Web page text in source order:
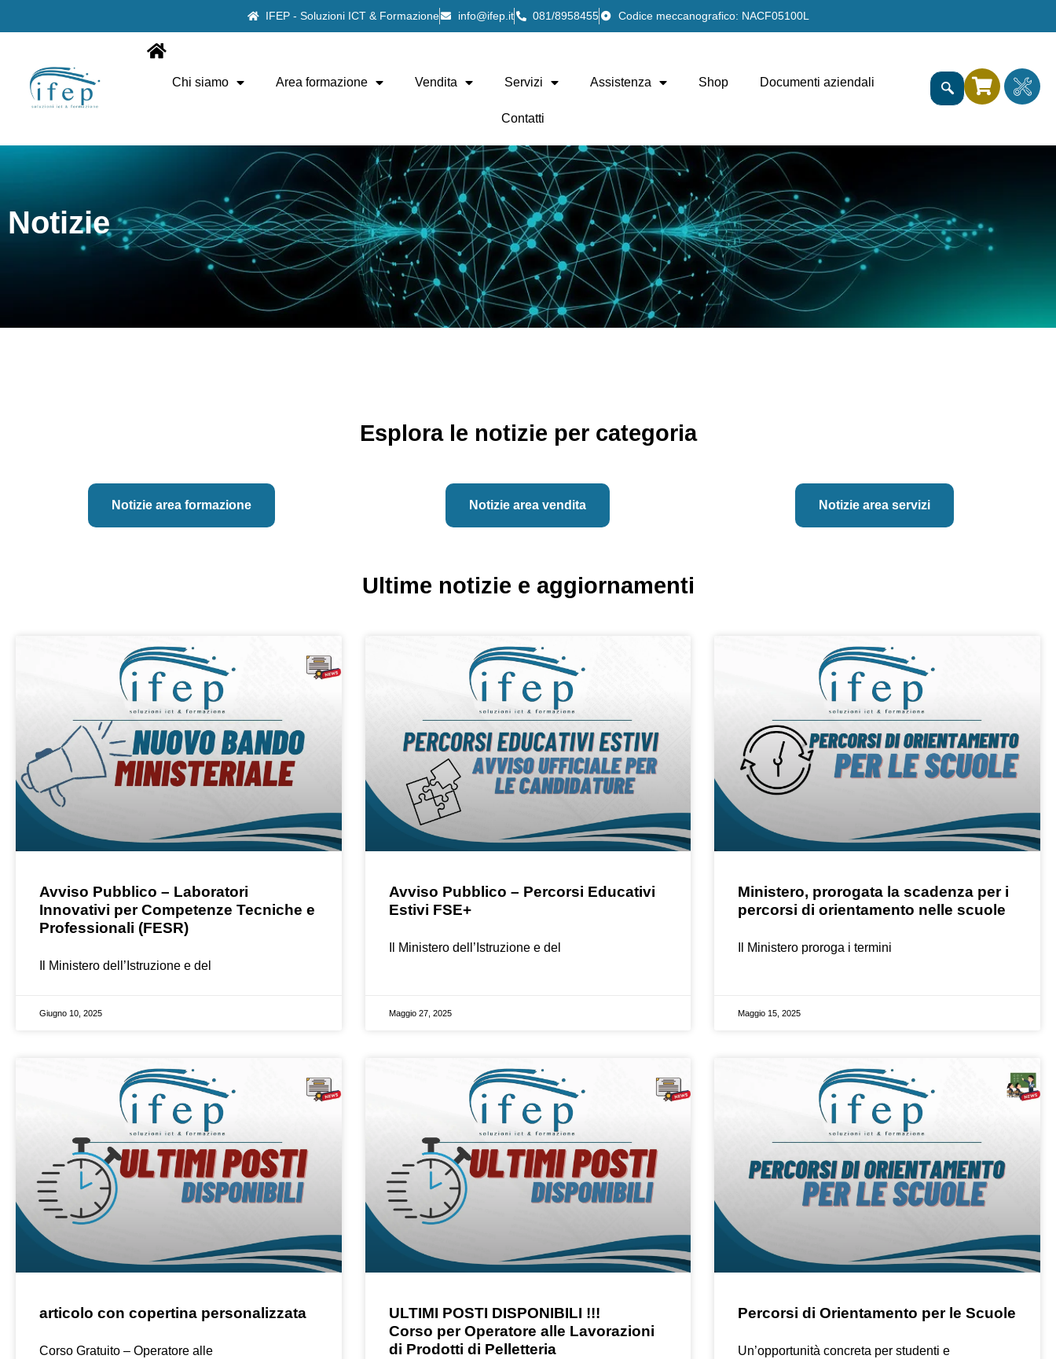
IFEP - Soluzioni ICT & Formazione info@ifep.it 081/8958455 Codice meccanografico: NACF05100L
Chi siamo Area formazione Vendita Servizi Assistenza Shop Documenti aziendali
Contatti
Notizie
Esplora le notizie per categoria
Notizie area formazione Notizie area vendita Notizie area servizi
Ultime notizie e aggiornamenti
Avviso Pubblico – Laboratori
Innovativi per Competenze Tecniche e
Professionali (FESR)
Il Ministero dell’Istruzione e del
Giugno 10, 2025
Avviso Pubblico – Percorsi Educativi
Estivi FSE+
Il Ministero dell’Istruzione e del
Maggio 27, 2025
Ministero, prorogata la scadenza per i
percorsi di orientamento nelle scuole
Il Ministero proroga i termini
Maggio 15, 2025
articolo con copertina personalizzata
Corso Gratuito – Operatore alle
ULTIMI POSTI DISPONIBILI !!!
Corso per Operatore alle Lavorazioni
di Prodotti di Pelletteria
Percorsi di Orientamento per le Scuole
Un’opportunità concreta per studenti e